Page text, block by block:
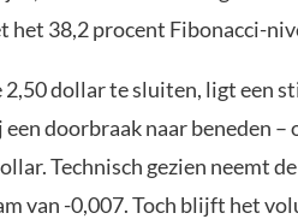
het 38,2 procent Fibonacci-
2,50 dollar te sluiten, ligt een
doorbraak naar beneden –
Technisch gezien neemt
van -0,007. Toch blijft het